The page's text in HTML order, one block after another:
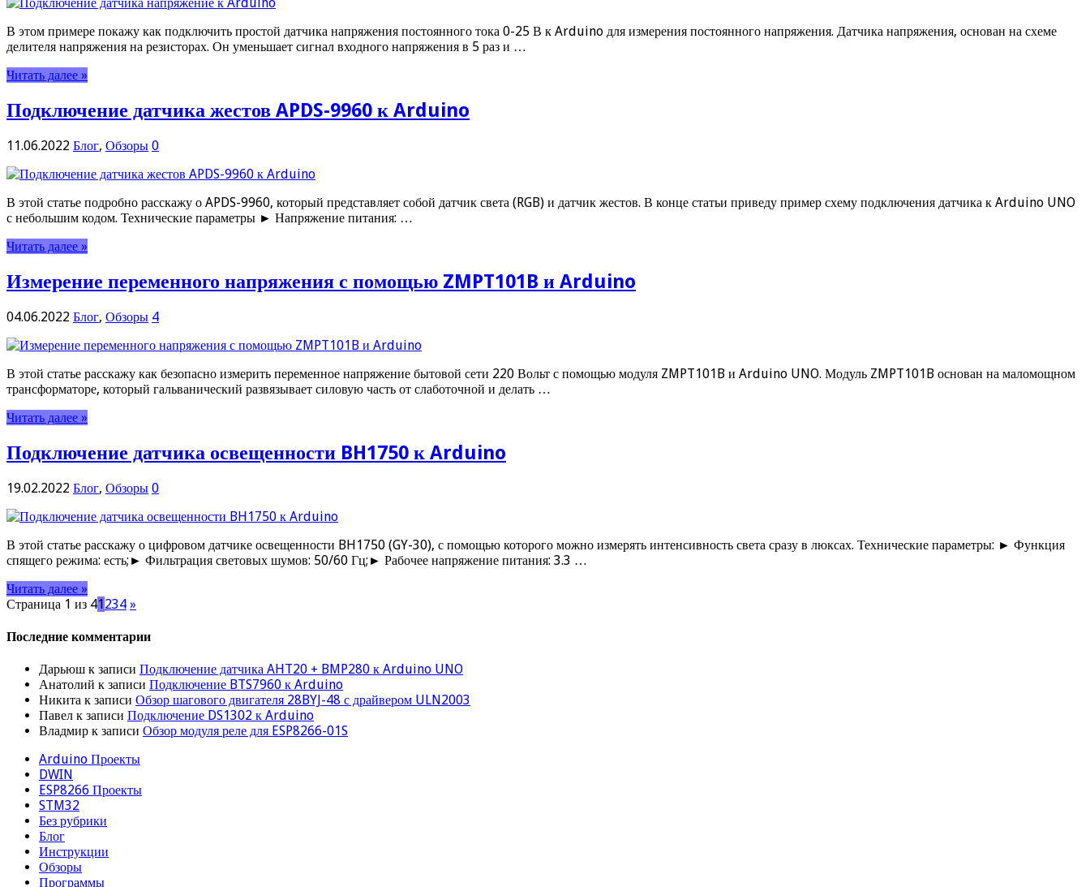
В этом примере покажу как подключить простой датчика напряжения постоянного тока 0-25 В к Arduino для измерения постоянного напряжения. Датчика напряжения, основан на схеме
делителя напряжения на резисторах. Он уменьшает сигнал входного напряжения в 5 раз и …
Читать далее »
Подключение датчика жестов APDS-9960 к Arduino
11.06.2022 Блог, Обзоры 0
В этой статье подробно расскажу о APDS-9960, который представляет собой датчик света (RGB) и датчик жестов. В конце статьи приведу пример схему подключения датчика к Arduino UNO
с небольшим кодом. Технические параметры ► Напряжение питания: …
Читать далее »
Измерение переменного напряжения с помощью ZMPT101B и Arduino
04.06.2022 Блог, Обзоры 4
В этой статье расскажу как безопасно измерить переменное напряжение бытовой сети 220 Вольт с помощью модуля ZMPT101B и Arduino UNO. Модуль ZMPT101B основан на маломощном
трансформаторе, который гальванический развязывает силовую часть от слаботочной и делать …
Читать далее »
Подключение датчика освещенности BH1750 к Arduino
19.02.2022 Блог, Обзоры 0
В этой статье расскажу о цифровом датчике освещенности BH1750 (GY-30), с помощью которого можно измерять интенсивность света сразу в люксах. Технические параметры: ► Функция
спящего режима: есть;► Фильтрация световых шумов: 50/60 Гц;► Рабочее напряжение питания: 3.3 …
Читать далее »
Страница 1 из 41234 »
Последние комментарии
Дарьюш к записи Подключение датчика AHT20 + BMP280 к Arduino UNO
Анатолий к записи Подключение BTS7960 к Arduino
Никита к записи Обзор шагового двигателя 28BYJ-48 с драйвером ULN2003
Павел к записи Подключение DS1302 к Arduino
Владмир к записи Обзор модуля реле для ESP8266-01S
Arduino Проекты
DWIN
ESP8266 Проекты
STM32
Без рубрики
Блог
Инструкции
Обзоры
Программы